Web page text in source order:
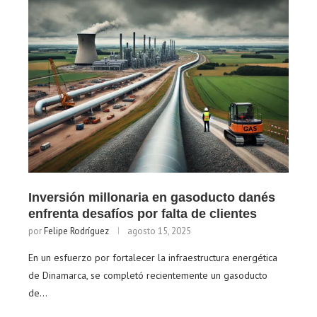
Inversión millonaria en gasoducto danés
enfrenta desafíos por falta de clientes
porFelipe Rodríguez agosto 15, 2025
En un esfuerzo por fortalecer la infraestructura energética
de Dinamarca, se completó recientemente un gasoducto
de…